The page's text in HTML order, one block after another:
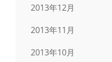
2013年12月
2013年11月
2013年10月